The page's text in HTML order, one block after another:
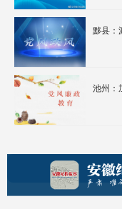
黟县：
池州：